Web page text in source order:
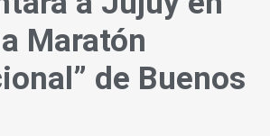
Maratón
de Buenos